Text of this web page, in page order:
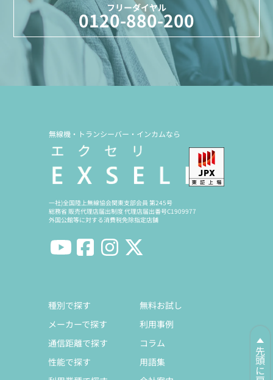
フリーダイヤル
0120-880-200
先頭に戻る
無線機・トランシーバー・インカムなら
一社)全国陸上無線協会関東支部会員 第245号
総務省 販売代理店届出制度 代理店届出番号C1909977
外国公館等に対する消費税免除指定店舗
種別で探す
メーカーで探す
通信距離で探す
性能で探す
無料お試し
利用事例
コラム
用語集